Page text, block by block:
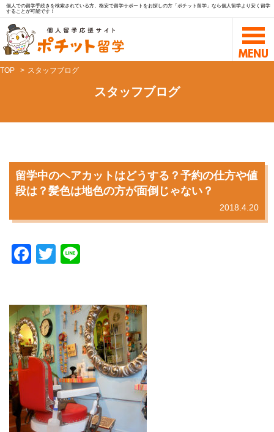
個人での留学手続きを検索されている方、格安で留学サポートをお探しの方「ポチット留学」なら個人留学より安く留学
することが可能です！
TOP スタッフブログ
スタッフブログ
留学中のヘアカットはどうする？予約の仕方や値
段は？髪色は地色の方が面倒じゃない？
2018.4.20
F
e
b
o
T
er